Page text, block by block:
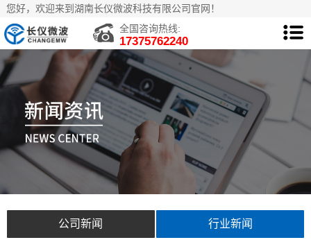
您好，欢迎来到湖南长仪微波科技有限公司官网！
全国咨询热线:
17375762240
公司新闻 行业新闻